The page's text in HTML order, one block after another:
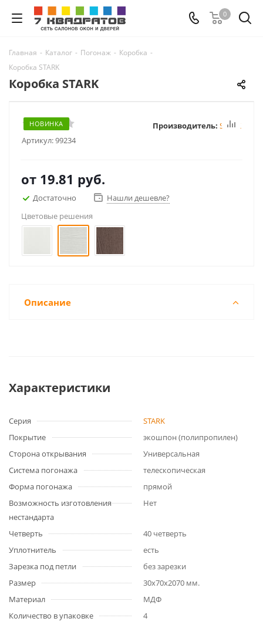
0
Главная - Каталог - Погонаж - Коробка -
Коробка STARK
Коробка STARK
НОВИНКА
Артикул:99234
Производитель: STARK
от 19.81 руб.
Достаточно
Нашли дешевле?
Цветовые решения
Описание
Характеристики
Серия
STARK
Покрытие
экошпон (полипропилен)
Сторона открывания
Универсальная
Система погонажа
телескопическая
Форма погонажа
прямой
Возможность изготовления
нестандарта
Нет
Четверть
40 четверть
Уплотнитель
есть
Зарезка под петли
без зарезки
Размер
30x70x2070 мм.
Материал
МДФ
Количество в упаковке
4